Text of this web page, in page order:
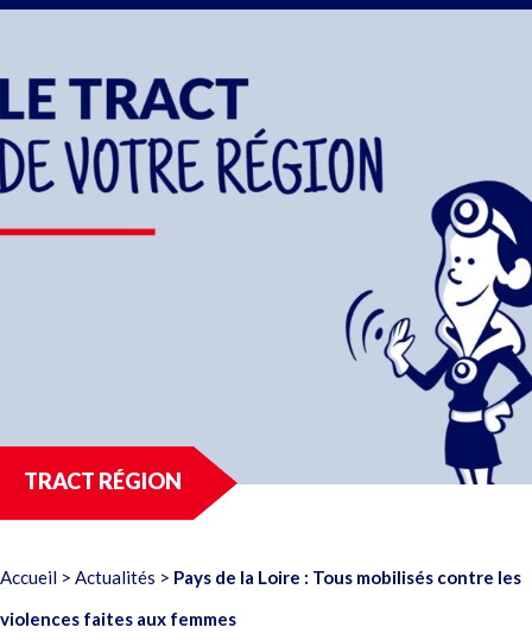
TRACT RÉGION
Accueil > Actualités > Pays de la Loire : Tous mobilisés contre les
violences faites aux femmes